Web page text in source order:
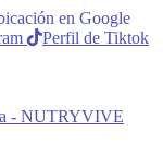
en Google
Perfil de Tiktok